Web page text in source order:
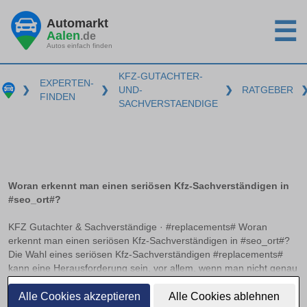
Alle Cookies akzeptieren Alle Cookies ablehnen
Automarkt
Aalen.de
Autos einfach finden ☰
❯
EXPERTEN-
FINDEN
❯
KFZ-GUTACHTER-
UND-
SACHVERSTAENDIGE
❯ RATGEBER
Woran erkennt man einen seriösen Kfz-Sachverständigen in
#seo_ort#?
KFZ Gutachter & Sachverständige · #replacements# Woran
erkennt man einen seriösen Kfz-Sachverständigen in #seo_ort#?
Die Wahl eines seriösen Kfz-Sachverständigen #replacements#
kann eine Herausforderung sein, vor allem, wenn man nicht genau
weiß, worauf zu achten ist. Anerkannte Zertifizierungen und
Verbandsmitgliedschaften können hier als wichtige Indikatoren
weiterlesen